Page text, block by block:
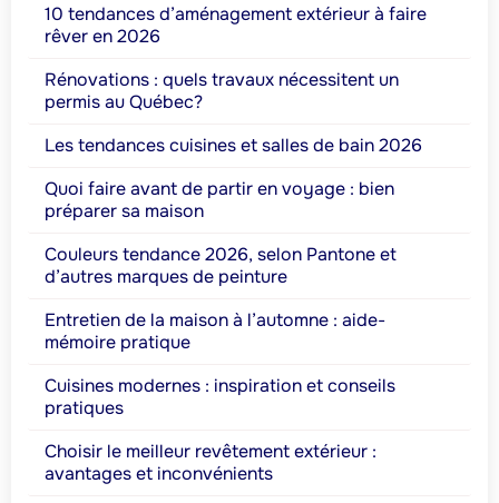
10 tendances d’aménagement extérieur à faire
rêver en 2026
Rénovations : quels travaux nécessitent un
permis au Québec?
Les tendances cuisines et salles de bain 2026
Quoi faire avant de partir en voyage : bien
préparer sa maison
Couleurs tendance 2026, selon Pantone et
d’autres marques de peinture
Entretien de la maison à l’automne : aide-
mémoire pratique
Cuisines modernes : inspiration et conseils
pratiques
Choisir le meilleur revêtement extérieur :
avantages et inconvénients